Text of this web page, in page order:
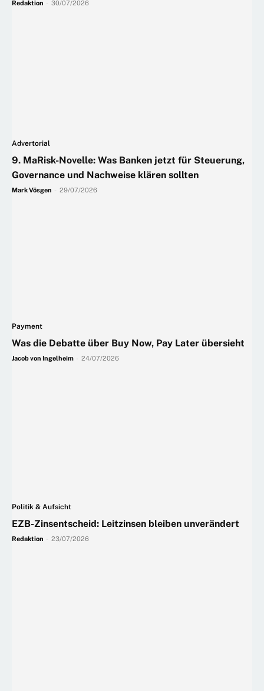
Redaktion 30/07/2026
Advertorial
9. MaRisk-Novelle: Was Banken jetzt für Steuerung,
Governance und Nachweise klären sollten
Mark Vösgen 29/07/2026
Payment
Was die Debatte über Buy Now, Pay Later übersieht
Jacob von Ingelheim 24/07/2026
Politik & Aufsicht
EZB-Zinsentscheid: Leitzinsen bleiben unverändert
Redaktion 23/07/2026